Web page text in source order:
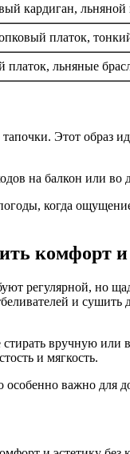
кардиган, льняной
платок,
льняные
Этот образ
на балкон или во
когда
комфорт и
регулярной, но
и
вручную или
и мягкость.
важно для